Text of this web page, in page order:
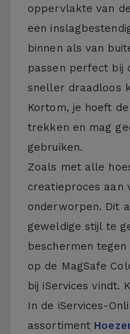
oppervlakte van
een
binnen als van
passen perfect bij
sneller draadloos
Kortom, je hoeft
trekken en mag
gebruiken.
Zoals met alle
creatieproces aan
onderworpen. Dit
geweldige stijl te
beschermen
op de MagSafe
bij iServices vindt.
In de iServices-
assortiment